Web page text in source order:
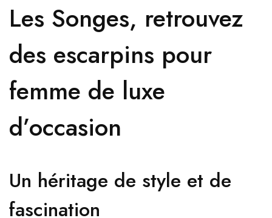
Les Songes, retrouvez
des escarpins pour
femme de luxe
d’occasion
Un héritage de style et de
fascination